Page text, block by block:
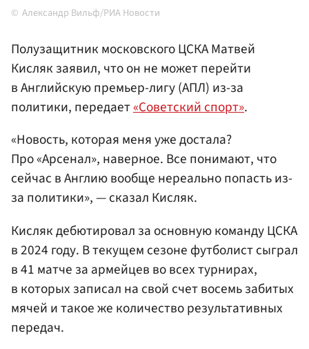
Александр Вильф/РИА Новости
Полузащитник московского ЦСКА Матвей
Кисляк заявил, что он не может перейти
в Английскую премьер-лигу (АПЛ) из-за
политики, передает«Советский спорт».
«Новость, которая меня уже достала?
Про «Арсенал», наверное. Все понимают, что
сейчас в Англию вообще нереально попасть из-
за политики», — сказал Кисляк.
Кисляк дебютировал за основную команду ЦСКА
в 2024 году. В текущем сезоне футболист сыграл
в 41 матче за армейцев во всех турнирах,
в которых записал на свой счет восемь забитых
мячей и такое же количество результативных
передач.